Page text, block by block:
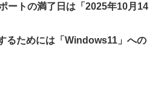
ートの満了日は「2025年10月14
るためには「Windows11」への